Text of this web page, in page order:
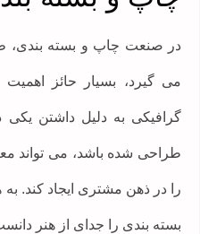
در صنعت چاپ و بسته بندی،
می گیرد، بسیار حائز
گرافیکی به دلیل داشتن یکی
طراحی شده باشد، می تواند
را در ذهن مشتری ایجاد کند.
بسته بندی را جدای از هنر